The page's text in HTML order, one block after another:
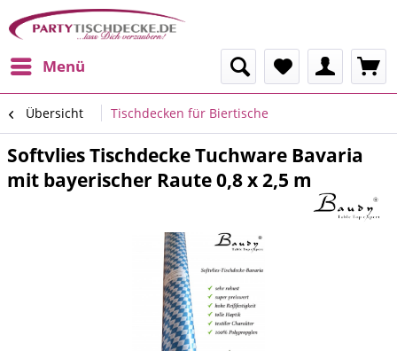
Menü
Übersicht Tischdecken für Biertische
Softvlies Tischdecke Tuchware Bavaria
mit bayerischer Raute 0,8 x 2,5 m